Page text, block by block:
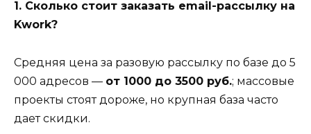
1. Сколько стоит заказать email-рассылку на
Kwork?
Средняя цена за разовую рассылку по базе до 5
000 адресов — от 1000 до 3500 руб.; массовые
проекты стоят дороже, но крупная база часто
дает скидки.